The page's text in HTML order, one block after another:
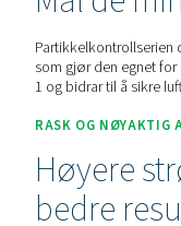
Kontakt oss
Home
Partikkelkontroll S1/